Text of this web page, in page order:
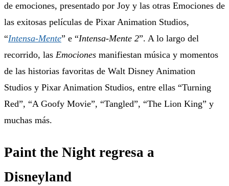
de emociones, presentado por Joy y las otras Emociones de
las exitosas películas de Pixar Animation Studios,
“Intensa-Mente” e “Intensa-Mente 2”. A lo largo del
recorrido, las Emociones manifiestan música y momentos
de las historias favoritas de Walt Disney Animation
Studios y Pixar Animation Studios, entre ellas “Turning
Red”, “A Goofy Movie”, “Tangled”, “The Lion King” y
muchas más.
Paint the Night regresa a
Disneyland